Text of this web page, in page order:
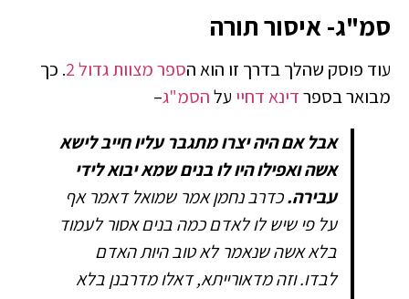
סמ"ג- איסור תורה
עוד פוסק שהלך בדרך זו הוא הספר מצוות גדול2. כך
מבואר בספרדינא דחיי עלהסמ"ג–
אבל אם היה יצרו מתגבר עליו חייב לישא
אשה ואפילו היו לו בנים שמא יבוא לידי
עבירה.כדרב נחמן אמר שמואל דאמר אף
על פי שיש לו לאדם כמה בנים אסור לעמוד
בלא אשה שנאמר לא טוב היות האדם
לבדו. וזה מדאורייתא, דאלו מדרבנן בלא